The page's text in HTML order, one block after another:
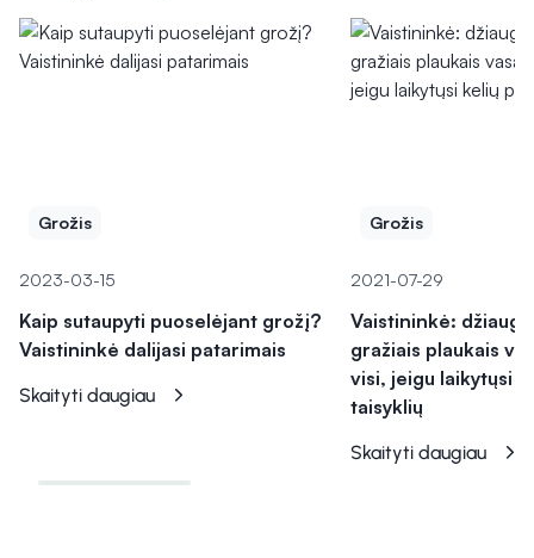
Grožis
2023-03-15
Kaip sutaupyti puoselėjant grožį?
Vaistininkė dalijasi patarimais
Skaityti daugiau
Grožis
2021-07-29
Vaistininkė:
gražiais plaukais
visi, jeigu laikytųsi
taisyklių
Skaityti daugiau